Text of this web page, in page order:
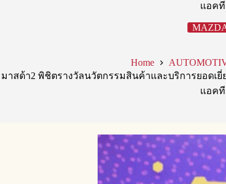
แอค
Home
มาสด้า2 พิชิตรางวัลนวัตกรรมสินค้าและบริการยอดเ
แอค